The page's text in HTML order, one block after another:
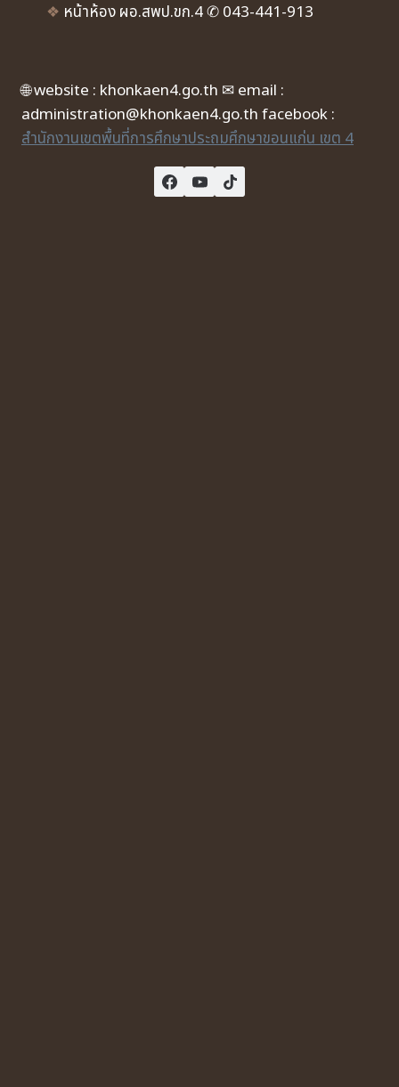
❖ หน้าห้อง ผอ.สพป.ขก.4 ✆ 043-441-913
🌐 website : khonkaen4.go.th ✉ email :
administration@khonkaen4.go.th facebook :
สำนักงานเขตพื้นที่การศึกษาประถมศึกษาขอนแก่น เขต 4